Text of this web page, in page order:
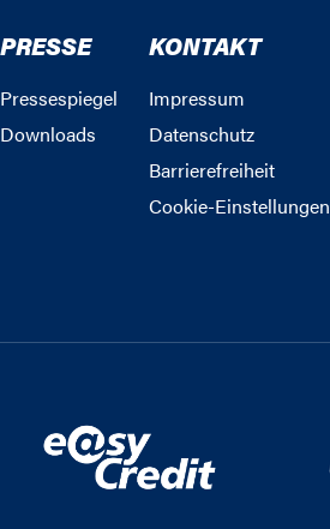
PRESSE
Pressespiegel
Downloads
KONTAKT
Impressum
Datenschutz
Barrierefreiheit
Cookie-Einstellungen